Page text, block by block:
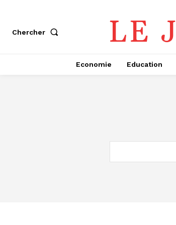
Chercher LE
Economie Education